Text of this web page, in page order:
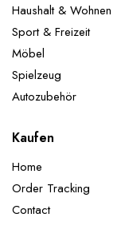
Haushalt & Wohnen
Sport & Freizeit
Möbel
Spielzeug
Autozubehör
Kaufen
Home
Order Tracking
Contact